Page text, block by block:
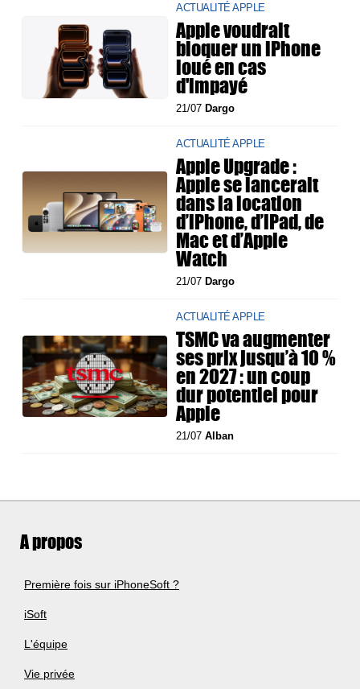
ACTUALITÉ APPLE
Apple voudrait
bloquer un iPhone
loué en cas
d'impayé
21/07 Dargo
ACTUALITÉ APPLE
Apple Upgrade :
Apple se lancerait
dans la location
d’iPhone, d’iPad, de
Mac et d’Apple
Watch
21/07 Dargo
ACTUALITÉ APPLE
TSMC va augmenter
ses prix jusqu’à 10 %
en 2027 : un coup
dur potentiel pour
Apple
21/07Alban
A propos
Première fois sur iPhoneSoft ?
iSoft
L'équipe
Vie privée